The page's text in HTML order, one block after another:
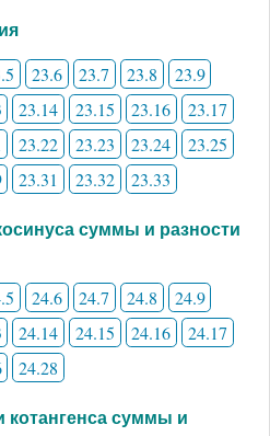
23.6 23.7 23.8
23.9
23.14 23.15 23.16
23.17
23.22 23.23 23.24
23.25
23.31 23.32 23.33
суммы и разности
24.6 24.7 24.8
24.9
24.14 24.15 24.16
24.17
24.28
котангенса суммы и